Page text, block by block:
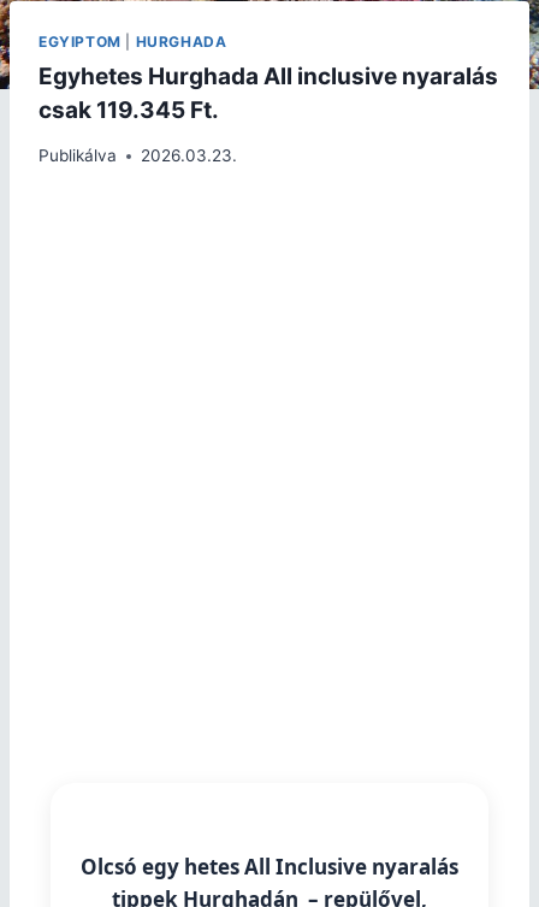
EGYIPTOM HURGHADA
Egyhetes Hurghada All inclusive nyaralás
csak 119.345 Ft.
Publikálva 2026.03.23.
Olcsó egy hetes All Inclusive nyaralás
tippek Hurghadán – repülővel,